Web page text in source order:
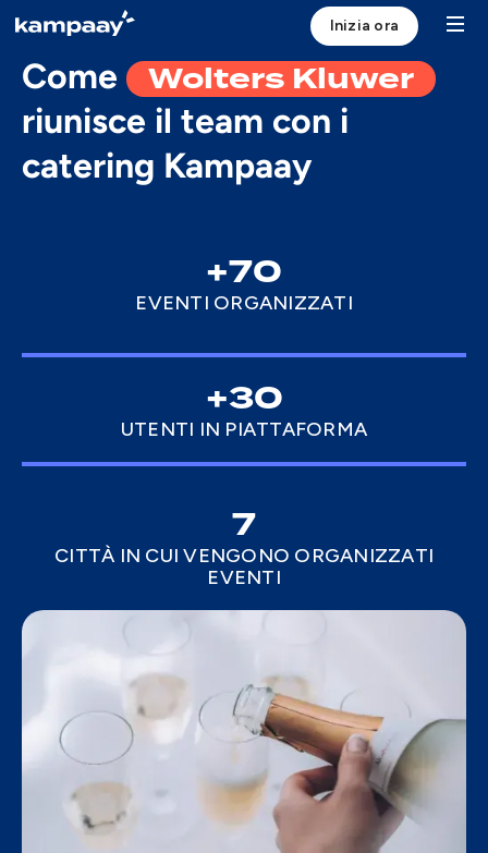
Soluzione
Case Study
Chi siamo
Inizia ora
CUSTOMER STORIES
Come Wolters Kluwer
riunisce il team con i
catering Kampaay
+70
EVENTI ORGANIZZATI
+30
UTENTI IN PIATTAFORMA
7
CITTÀ IN CUI VENGONO ORGANIZZATI
EVENTI